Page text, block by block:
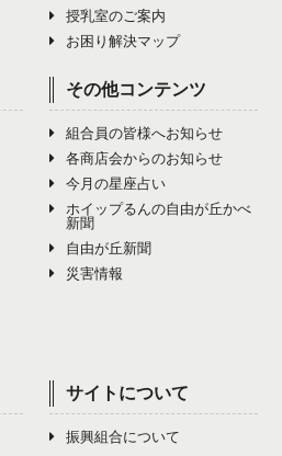
授乳室のご案内
お困り解決マップ
その他コンテンツ
組合員の皆様へお知らせ
各商店会からのお知らせ
今月の星座占い
ホイップるんの自由が丘かべ
新聞
自由が丘新聞
災害情報
サイトについて
振興組合について